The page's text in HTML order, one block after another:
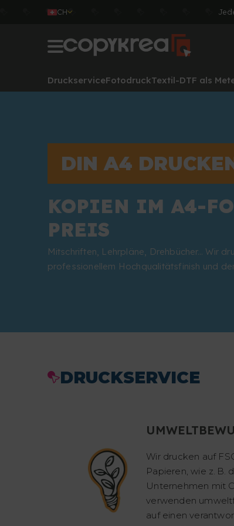
CH
DruckserviceFotodruckTextil-DTF als
DIN A4
KOPIEN IM A4-
PREIS
Mitschriften, Lehrpläne, Drehbücher... Wir
professionellem Hochqualitätsfinish und
DRUCKSERVICE
Wir drucken auf
Papieren, wie z. B.
Unternehmen mit
verwenden
auf einen